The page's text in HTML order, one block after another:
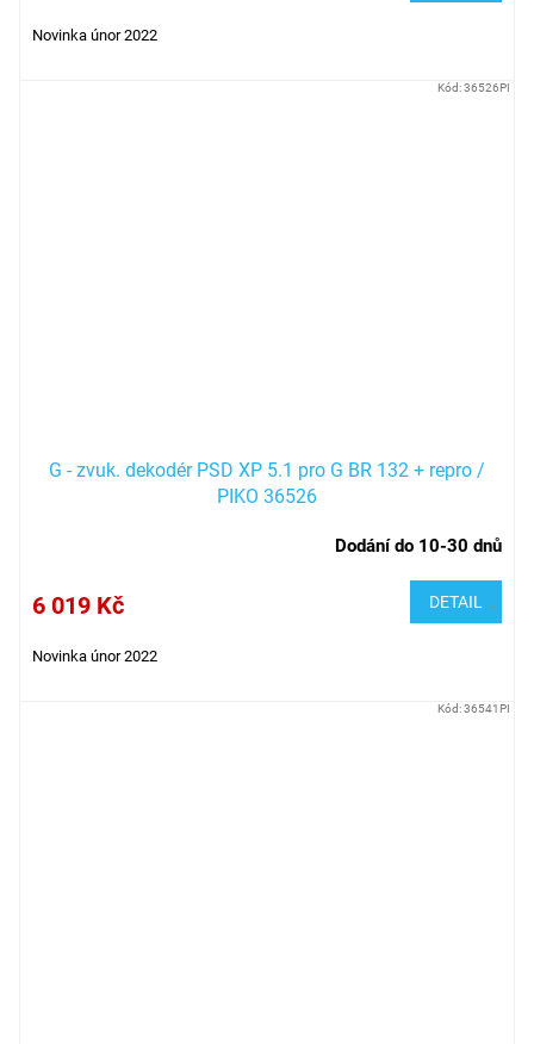
Novinka únor 2022
G - zvuk. dekodér PSD XP 5.1 pro G BR 132 + repro /
PIKO 36526
Dodání do 10-30 dnů
6 019 Kč DETAIL
Novinka únor 2022
Kód:36526PI
Kód:36541PI